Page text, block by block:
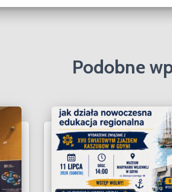
Podobne